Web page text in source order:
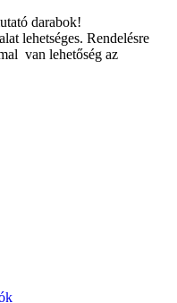
darabok!
lehetséges. Rendelésre
van lehetőség az